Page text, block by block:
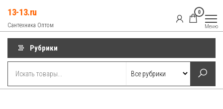
содержимому
13-13.ru
Сантехника Оптом
0
Меню
Рубрики